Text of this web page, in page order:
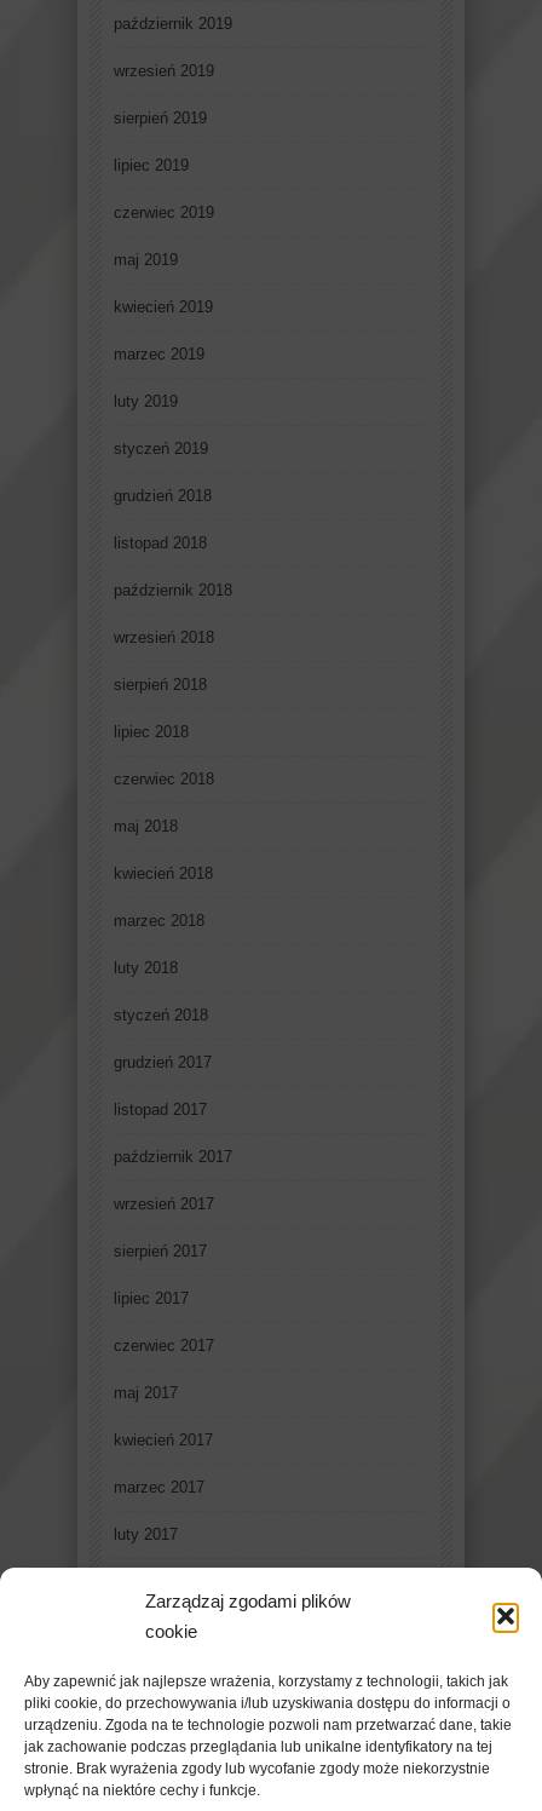
Zarządzaj zgodami plików
cookie
Aby zapewnić jak najlepsze wrażenia, korzystamy z technologii, takich jak
pliki cookie, do przechowywania i/lub uzyskiwania dostępu do informacji o
urządzeniu. Zgoda na te technologie pozwoli nam przetwarzać dane, takie
jak zachowanie podczas przeglądania lub unikalne identyfikatory na tej
stronie. Brak wyrażenia zgody lub wycofanie zgody może niekorzystnie
wpłynąć na niektóre cechy i funkcje.
październik 2019
wrzesień 2019
sierpień 2019
lipiec 2019
czerwiec 2019
maj 2019
kwiecień 2019
marzec 2019
luty 2019
styczeń 2019
grudzień 2018
listopad 2018
październik 2018
wrzesień 2018
sierpień 2018
lipiec 2018
czerwiec 2018
maj 2018
kwiecień 2018
marzec 2018
luty 2018
styczeń 2018
grudzień 2017
listopad 2017
październik 2017
wrzesień 2017
sierpień 2017
lipiec 2017
czerwiec 2017
maj 2017
kwiecień 2017
marzec 2017
luty 2017
grudzień 2016
listopad 2016
październik 2016